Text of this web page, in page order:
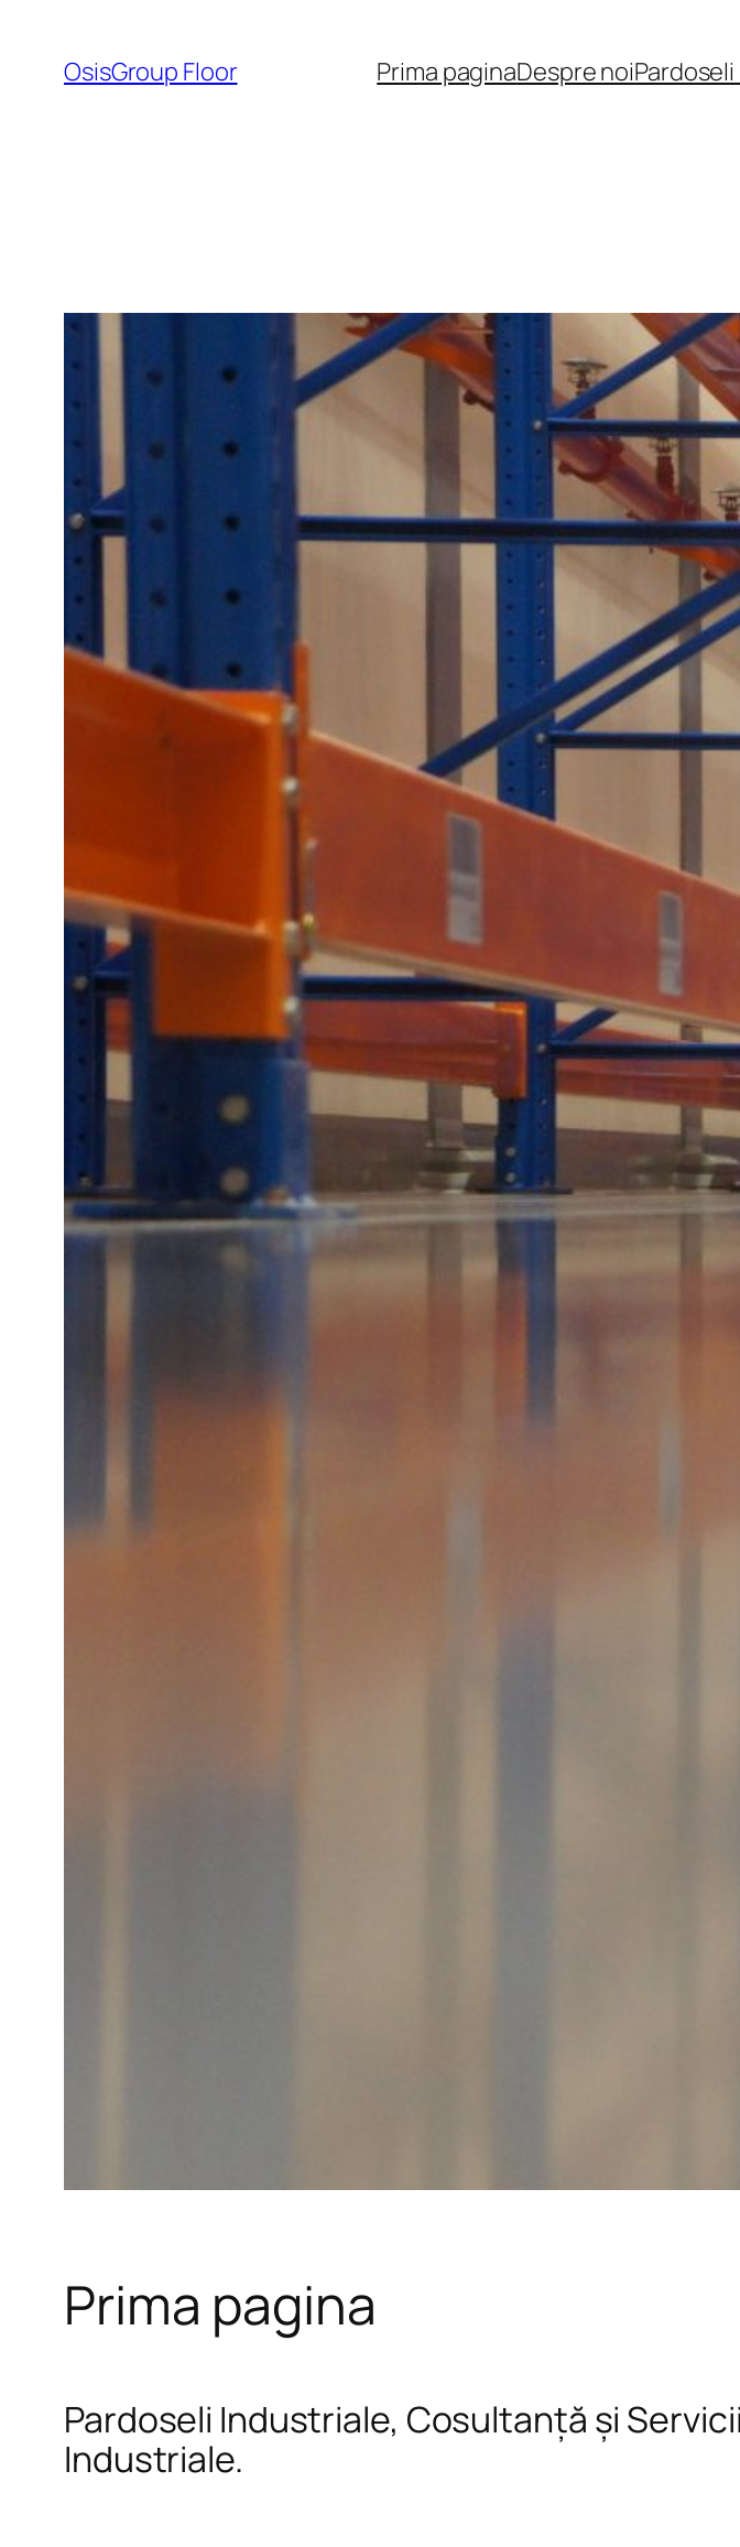
conținut
OsisGroup Floor Prima paginaDespre noi
Prima pagina
Pardoseli Industriale, Cosultanță și
Industriale.